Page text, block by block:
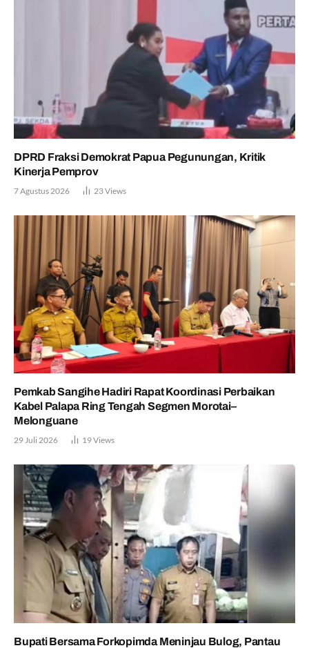
DPRD Fraksi Demokrat Papua Pegunungan, Kritik
Kinerja Pemprov
7 Agustus 2026 23Views
Pemkab Sangihe Hadiri Rapat Koordinasi Perbaikan
Kabel Palapa Ring Tengah Segmen Morotai–
Melonguane
29 Juli 2026 19Views
Bupati Bersama Forkopimda Meninjau Bulog, Pantau